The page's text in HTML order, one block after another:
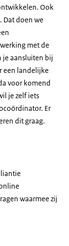
Ook
doen we
met de
je aansluiten bij
een landelijke
voor komend
je zelf iets
Er
dit graag.
waarmee zij